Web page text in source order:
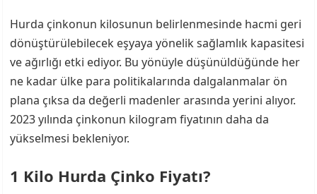
Hurda çinkonun kilosunun belirlenmesinde hacmi geri
dönüştürülebilecek eşyaya yönelik sağlamlık kapasitesi
ve ağırlığı etki ediyor. Bu yönüyle düşünüldüğünde her
ne kadar ülke para politikalarında dalgalanmalar ön
plana çıksa da değerli madenler arasında yerini alıyor.
2023 yılında çinkonun kilogram fiyatının daha da
yükselmesi bekleniyor.
1 Kilo Hurda Çinko Fiyatı?